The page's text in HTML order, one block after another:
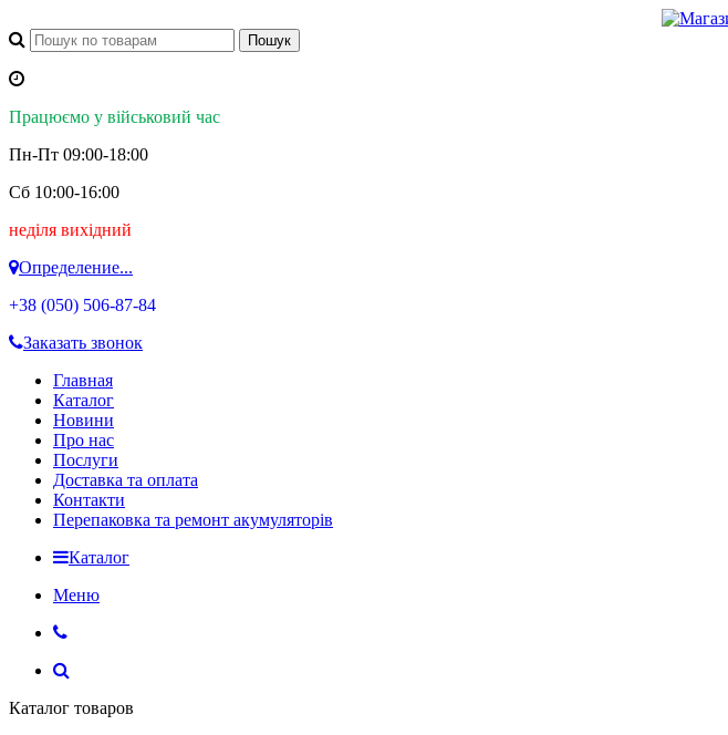
Працюємо у військовий час
Пн-Пт 09:00-18:00
Сб 10:00-16:00
неділя вихідний
Определение...
+38 (050) 506-87-84
Заказать звонок
Главная
Каталог
Новини
Про нас
Послуги
Доставка та оплата
Контакти
Перепаковка та ремонт акумуляторів
Каталог
Меню
Каталог товаров